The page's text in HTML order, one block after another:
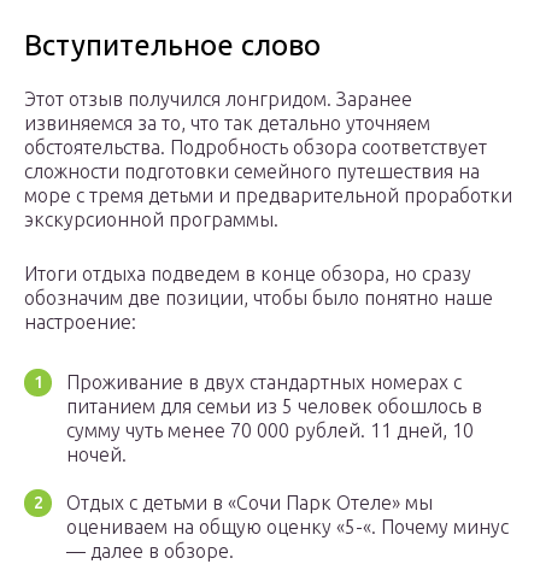
Вступительное слово
Этот отзыв получился лонгридом. Заранее
извиняемся за то, что так детально уточняем
обстоятельства. Подробность обзора соответствует
сложности подготовки семейного путешествия на
море с тремя детьми и предварительной проработки
экскурсионной программы.
Итоги отдыха подведем в конце обзора, но сразу
обозначим две позиции, чтобы было понятно наше
настроение:
Проживание в двух стандартных номерах с
питанием для семьи из 5 человек обошлось в
сумму чуть менее 70 000 рублей. 11 дней, 10
ночей.
Отдых с детьми в «Сочи Парк Отеле» мы
оцениваем на общую оценку «5-«. Почему минус
— далее в обзоре.